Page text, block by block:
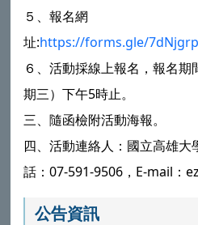
５、報名網
址:https://forms.gle/
６、活動採線上報名，報名
期三）下午5時止。
三、隨函檢附活動海報。
四、活動連絡人：國立高雄
話：07-591-9506，E-mail：
公告資訊